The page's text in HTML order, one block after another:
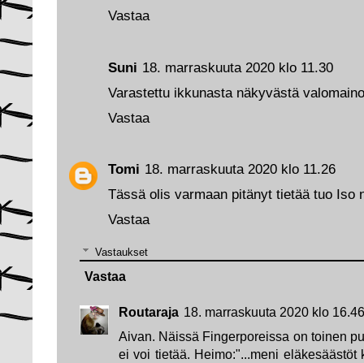
Tomi 18. marraskuuta 2020 klo 11.26
Tässä olis varmaan pitänyt tietää tuo Iso
Vastaa
Vastaukset
Routaraja 18. marraskuuta 2020 klo 16.46
Aivan. Näissä Fingerporeissa on toinen
ei voi tietää. Heimo:"...meni eläkesäästöt
Vastaa
Suni 18. marraskuuta 2020 klo 11.30
Varastettu ikkunasta näkyvästä
Vastaa
Vastaa